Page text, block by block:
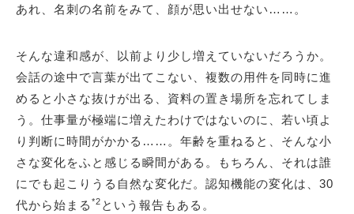
あれ、名刺の名前をみて、顔が思い出せない……。
そんな違和感が、以前より少し増えていないだろうか。
会話の途中で言葉が出てこない、複数の用件を同時に進
めると小さな抜けが出る、資料の置き場所を忘れてしま
う。仕事量が極端に増えたわけではないのに、若い頃よ
り判断に時間がかかる……。年齢を重ねると、そんな小
さな変化をふと感じる瞬間がある。もちろん、それは誰
にでも起こりうる自然な変化だ。認知機能の変化は、30
代から始まる *2 という報告もある。